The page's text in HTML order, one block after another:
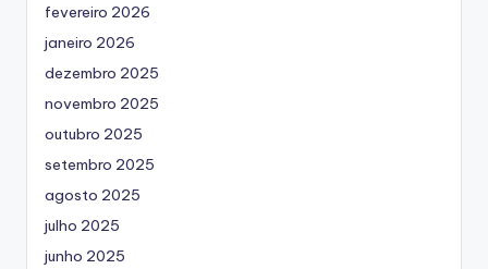
fevereiro 2026
janeiro 2026
dezembro 2025
novembro 2025
outubro 2025
setembro 2025
agosto 2025
julho 2025
junho 2025